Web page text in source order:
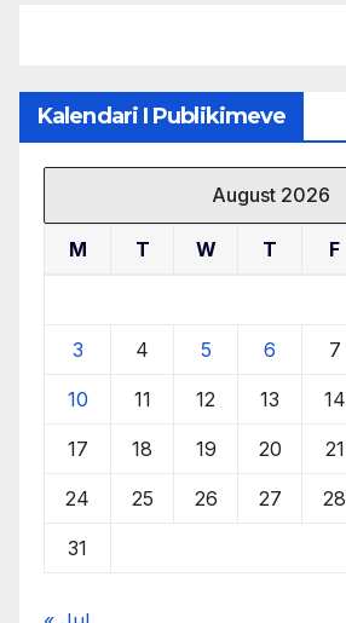
Kalendari I Publikimeve
August 2026
M T W T F
3 4 5 6 7
10 11 12 13 14
17 18 19 20 21
24 25 26 27 28
31